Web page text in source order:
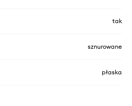
tak
sznurowane
płaska